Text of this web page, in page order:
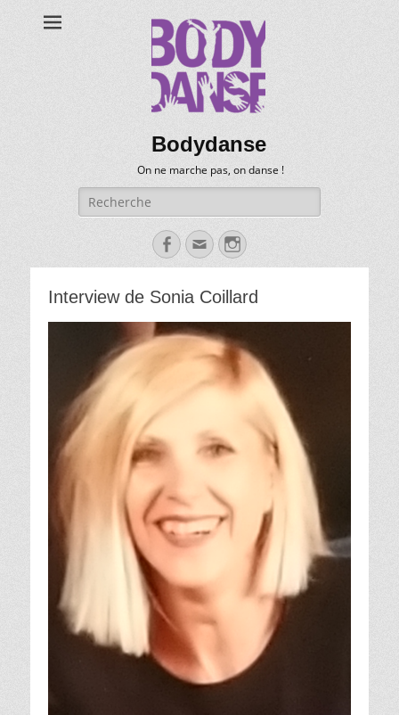
Bodydanse
On ne marche pas, on danse !
Recherche
pour:
Facebook
EmailInstagram
Interview de Sonia Coillard